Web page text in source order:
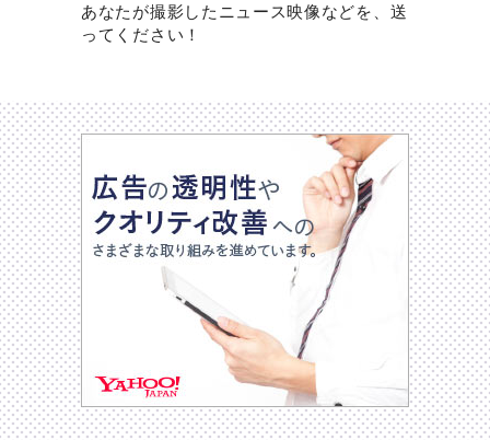
あなたが撮影したニュース映像などを、送
ってください！